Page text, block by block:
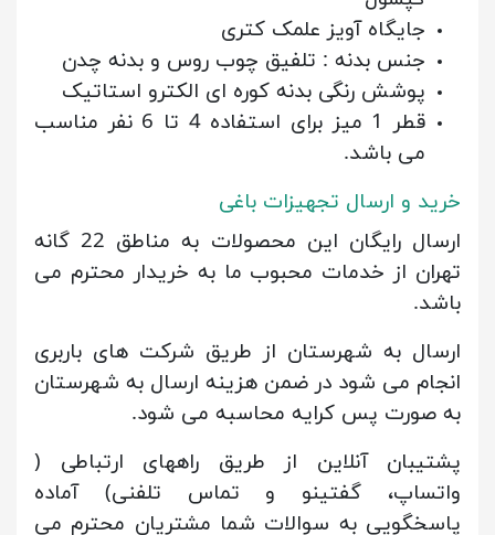
جایگاه آویز علمک کتری
جنس بدنه : تلفیق چوب روس و بدنه چدن
پوشش رنگی بدنه کوره ای الکترو استاتیک
قطر 1 میز برای استفاده 4 تا 6 نفر مناسب
می باشد.
خرید و ارسال تجهیزات باغی
ارسال رایگان این محصولات به مناطق 22 گانه
تهران از خدمات محبوب ما به خریدار محترم می
باشد.
ارسال به شهرستان از طریق شرکت های باربری
انجام می شود در ضمن هزینه ارسال به شهرستان
به صورت پس کرایه محاسبه می شود.
پشتیبان آنلاین از طریق راههای ارتباطی (
واتساپ، گفتینو و تماس تلفنی) آماده
پاسخگویی به سوالات شما مشتریان محترم می